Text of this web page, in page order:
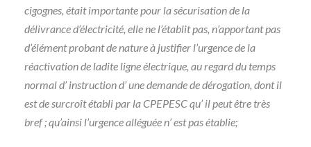
cigognes, était importante pour la sécurisation de la
délivrance d’électricité, elle ne l’établit pas, n’apportant pas
d’élément probant de nature à justifier l’urgence de la
réactivation de ladite ligne électrique, au regard du temps
normal d’ instruction d’ une demande de dérogation, dont il
est de surcroît établi par la CPEPESC qu’ il peut être très
bref ; qu’ainsi l’urgence alléguée n’ est pas établie;